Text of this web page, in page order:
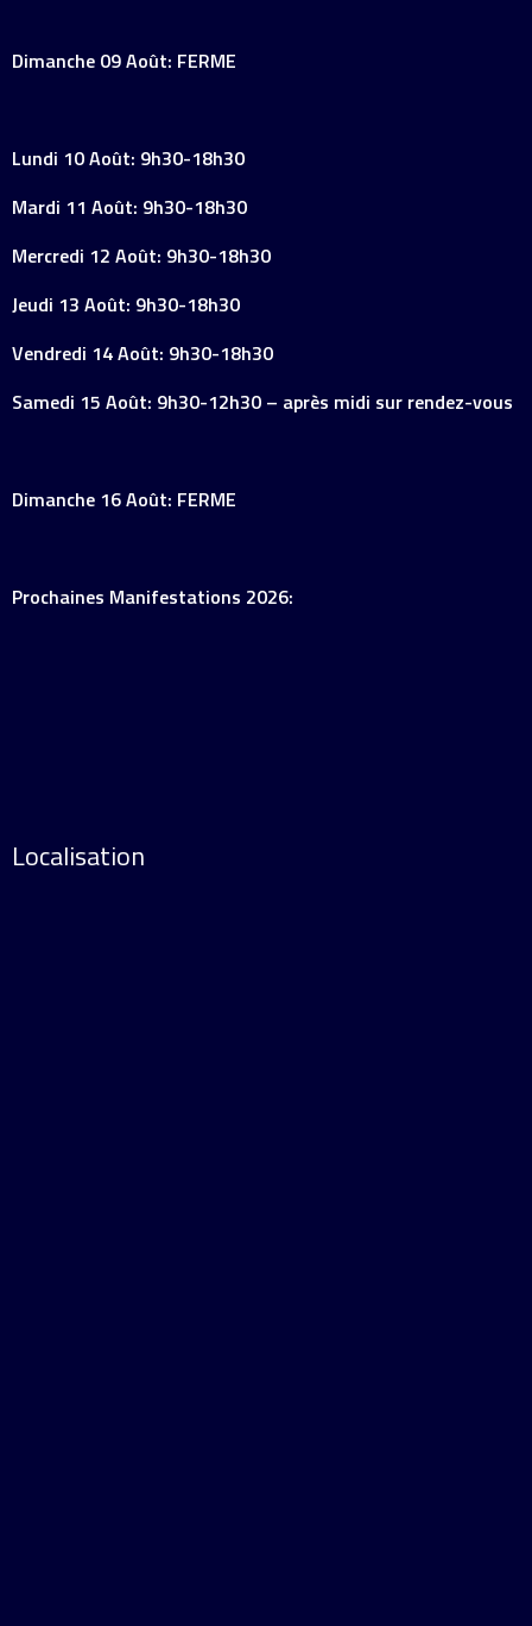
Dimanche 09 Août: FERME
Lundi 10 Août: 9h30-18h30
Mardi 11 Août: 9h30-18h30
Mercredi 12 Août: 9h30-18h30
Jeudi 13 Août: 9h30-18h30
Vendredi 14 Août: 9h30-18h30
Samedi 15 Août: 9h30-12h30 – après midi sur rendez-vous
Dimanche 16 Août: FERME
Prochaines Manifestations 2026:
Localisation